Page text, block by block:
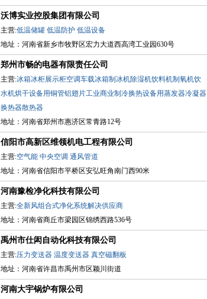
沃博实业控股集团有限公司
主营:低温储罐 低温防护 低温设备
地址：河南省新乡市牧野区宏力大道西高湾工业园630号
郑州市畅的电器有限责任公司
主营:冰箱冰柜展示柜空调车载冰箱制冰机除湿机饮料机制氧机饮
水机烘干设备用铜管铝翅片工业商业制冷换热设备用蒸发器冷凝器
换热器散热器
地址：河南省郑州市惠济区常青路12号
信阳市高新区维领机电工程有限公司
主营:空气能 中央空调 通风管道
地址：河南省信阳市平桥区安弘旺角南门西90米
河南豫检净化科技有限公司
主营:全新风组合式净化系统解决供应商
地址：河南省商丘市梁园区锦绣西路536号
禹州市仕闳自动化科技有限公司
主营:压力变送器 温度变送器 真空磁翻板
地址：河南省许昌市禹州市区颖川街道
河南大宇锅炉有限公司